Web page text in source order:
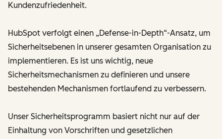
Kundenzufriedenheit.
HubSpot verfolgt einen „Defense-in-Depth“-Ansatz, um
Sicherheitsebenen in unserer gesamten Organisation zu
implementieren. Es ist uns wichtig, neue
Sicherheitsmechanismen zu definieren und unsere
bestehenden Mechanismen fortlaufend zu verbessern.
Unser Sicherheitsprogramm basiert nicht nur auf der
Einhaltung von Vorschriften und gesetzlichen